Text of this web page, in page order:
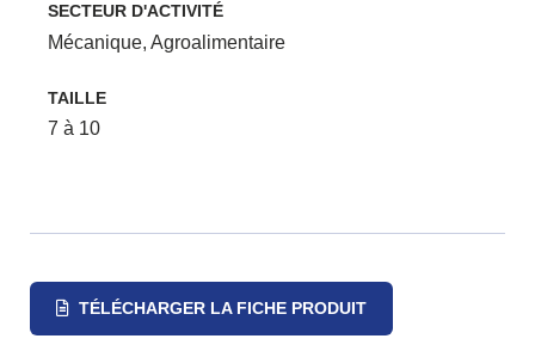
SECTEUR D'ACTIVITÉ
Mécanique, Agroalimentaire
TAILLE
7 à 10
TÉLÉCHARGER LA FICHE PRODUIT